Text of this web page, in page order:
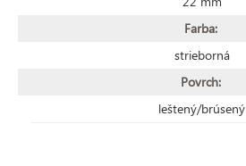
Farba:
strieborná
Povrch:
leštený/brúsený